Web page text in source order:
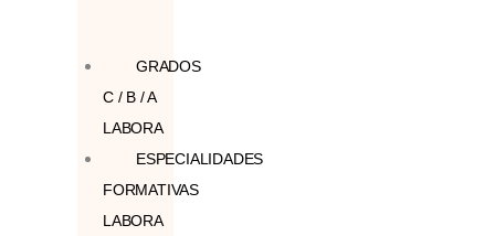
GRADOS
C / B / A
LABORA
ESPECIALIDADES
FORMATIVAS
LABORA